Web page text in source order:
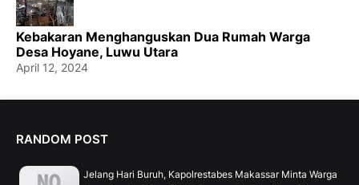
Kebakaran Menghanguskan Dua Rumah Warga
Desa Hoyane, Luwu Utara
April 12, 2024
RANDOM POST
Jelang Hari Buruh, Kapolrestabes Makassar Minta Warga